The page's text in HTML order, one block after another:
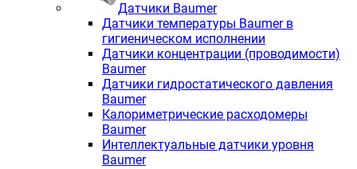
Датчики Baumer
Датчики температуры Baumer в
гигиеническом исполнении
Датчики концентрации (проводимости)
Baumer
Датчики гидростатического давления
Baumer
Калориметрические расходомеры
Baumer
Интеллектуальные датчики уровня
Baumer